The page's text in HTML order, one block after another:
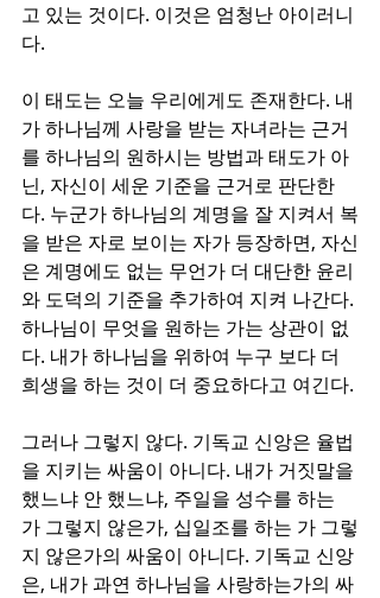
고 있는 것이다. 이것은 엄청난 아이러니
다.
이 태도는 오늘 우리에게도 존재한다. 내
가 하나님께 사랑을 받는 자녀라는 근거
를 하나님의 원하시는 방법과 태도가 아
닌, 자신이 세운 기준을 근거로 판단한
다. 누군가 하나님의 계명을 잘 지켜서 복
을 받은 자로 보이는 자가 등장하면, 자신
은 계명에도 없는 무언가 더 대단한 윤리
와 도덕의 기준을 추가하여 지켜 나간다.
하나님이 무엇을 원하는 가는 상관이 없
다. 내가 하나님을 위하여 누구 보다 더
희생을 하는 것이 더 중요하다고 여긴다.
그러나 그렇지 않다. 기독교 신앙은 율법
을 지키는 싸움이 아니다. 내가 거짓말을
했느냐 안 했느냐, 주일을 성수를 하는
가 그렇지 않은가, 십일조를 하는 가 그렇
지 않은가의 싸움이 아니다. 기독교 신앙
은, 내가 과연 하나님을 사랑하는가의 싸